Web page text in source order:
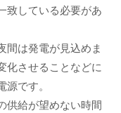
致している必要があ
間は発電が見込めま
化させることなどに
です。
供給が望めない時間